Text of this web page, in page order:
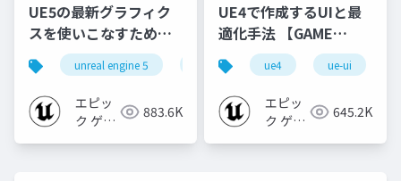
UE5の最新グラフィク
スを使いこなすための4
個の勘所
[CEDEC+KYUSHU
2023]
unreal engine 5 cedec cedec+kyushu
エピッ
ク ゲー
883.6K
UE4で作成するUIと最
適化手法 【GAME
CREATORS
CONFERENCE '20】
ue4 ue-ui
エピッ
ク ゲー
645.2K